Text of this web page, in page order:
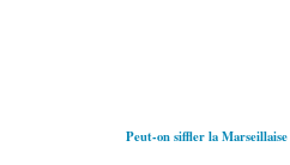
Peut-on siffler la